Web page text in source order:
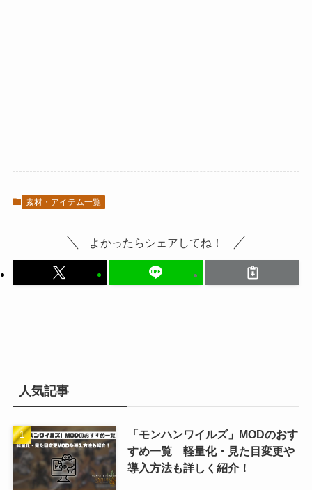
素材・アイテム一覧
よかったらシェアしてね！
人気記事
「モンハンワイルズ」MODのおす
すめ一覧 軽量化・見た目変更や
導入方法も詳しく紹介！